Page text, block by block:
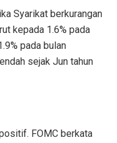
Syarikat berkurangan
kepada 1.6% pada
pada bulan
sejak Jun tahun
FOMC berkata